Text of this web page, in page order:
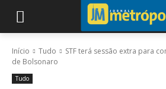
Início Tudo
STF terá sessão extra para
de Bolsonaro
Tudo